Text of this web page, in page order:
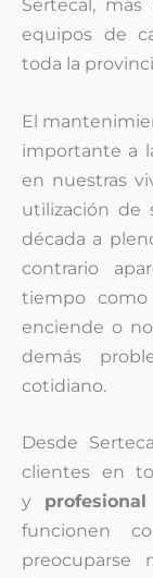
Sertecal,
equipos de
toda la
El
importante a
en nuestras
utilización de
década a
contrario
tiempo
enciende o
demás
cotidiano.
Desde
clientes en
y profesional
funcionen